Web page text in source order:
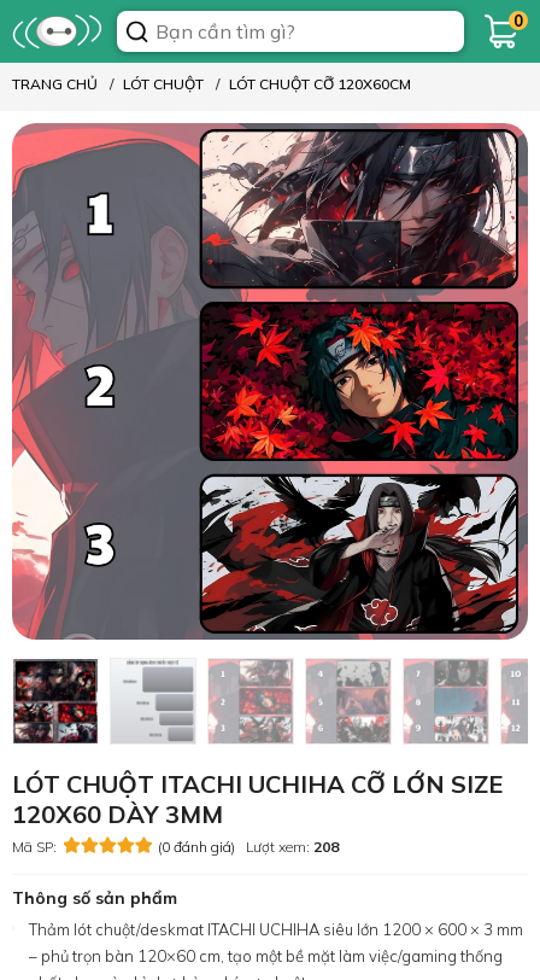
0
TRANG CHỦ LÓT CHUỘT LÓT CHUỘT CỠ 120X60CM
LÓT CHUỘT ITACHI UCHIHA CỠ LỚN SIZE
120X60 DÀY 3MM
Mã SP: (0 đánh giá) Lượt xem: 208
Thông số sản phẩm
Thảm lót chuột/deskmat ITACHI UCHIHA siêu lớn 1200 × 600 × 3 mm
– phủ trọn bàn 120×60 cm, tạo một bề mặt làm việc/gaming thống